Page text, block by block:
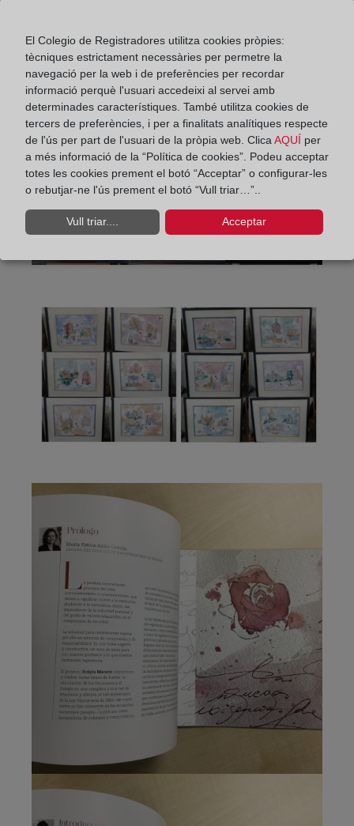
El Colegio de Registradores utilitza cookies pròpies:
tècniques estrictament necessàries per permetre la
navegació per la web i de preferències per recordar
informació perquè l'usuari accedeixi al servei amb
determinades característiques. També utilitza cookies de
tercers de preferències, i per a finalitats analítiques respecte
de l'ús per part de l'usuari de la pròpia web. Clica AQUÍ per
a més informació de la “Política de cookies”. Podeu acceptar
totes les cookies prement el botó “Acceptar” o configurar-les
o rebutjar-ne l'ús prement el botó “Vull triar…”..
Vull triar.... Acceptar